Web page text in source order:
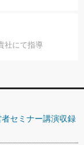
社にて指導
セミナー講演収録